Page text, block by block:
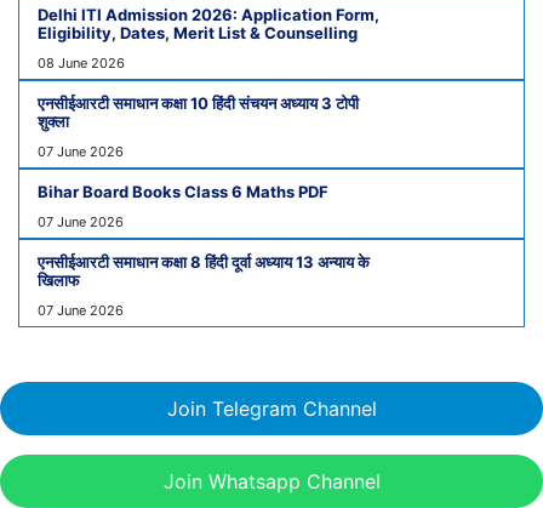
Delhi ITI Admission 2026: Application Form,
Eligibility, Dates, Merit List & Counselling
08 June 2026
एनसीईआरटी समाधान कक्षा 10 हिंदी संचयन अध्याय 3 टोपी
शुक्ला
07 June 2026
Bihar Board Books Class 6 Maths PDF
07 June 2026
एनसीईआरटी समाधान कक्षा 8 हिंदी दूर्वा अध्याय 13 अन्याय के
खिलाफ
07 June 2026
Join Telegram Channel
Join Whatsapp Channel